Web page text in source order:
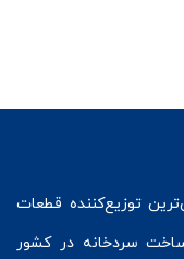
اصلی‌ترین توزیع‌کننده قطعات
سردخانه در کشور